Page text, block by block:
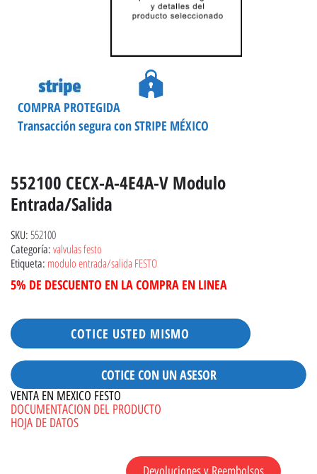
Transacción segura con STRIPE MÉXICO
COMPRA PROTEGIDA
552100 CECX-A-4E4A-V Modulo
Entrada/salida
SKU: 552100
Categoría: valvulas festo
Etiqueta: modulo entrada/salida FESTO
5% DE DESCUENTO EN LA COMPRA EN LINEA
COTICE USTED MISMO
COTICE CON UN ASESOR
VENTA EN MEXICO FESTO
DOCUMENTACION DEL PRODUCTO
HOJA DE DATOS